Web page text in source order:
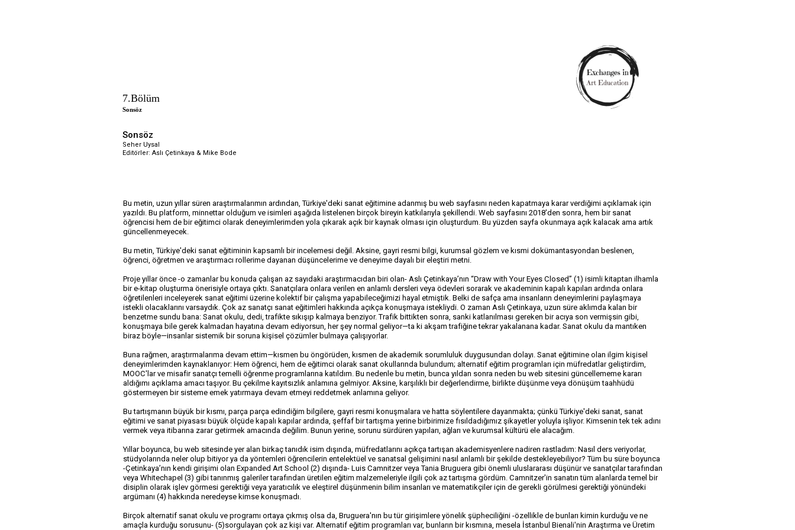
7.Bölüm
Sonsöz
Sonsöz
Seher Uysal
Editörler: Aslı Çetinkaya & Mike Bode
Bu metin, uzun yıllar süren araştırmalarımın ardından, Türkiye'deki sanat eğitimine adanmış bu web sayfasını neden kapatmaya karar verdiğimi açıklamak için
yazıldı. Bu platform, minnettar olduğum ve isimleri aşağıda listelenen birçok bireyin katkılarıyla şekillendi. Web sayfasını 2018'den sonra, hem bir sanat
öğrencisi hem de bir eğitimci olarak deneyimlerimden yola çıkarak açık bir kaynak olması için oluşturdum. Bu yüzden sayfa okunmaya açık kalacak ama artık
güncellenmeyecek.
Bu metin, Türkiye'deki sanat eğitiminin kapsamlı bir incelemesi değil. Aksine, gayri resmi bilgi, kurumsal gözlem ve kısmi dokümantasyondan beslenen,
öğrenci, öğretmen ve araştırmacı rollerime dayanan düşüncelerime ve deneyime dayalı bir eleştiri metni.
Proje yıllar önce -o zamanlar bu konuda çalışan az sayıdaki araştırmacıdan biri olan- Aslı Çetinkaya’nın “Draw with Your Eyes Closed” (1) isimli kitaptan ilhamla
bir e-kitap oluşturma önerisiyle ortaya çıktı. Sanatçılara onlara verilen en anlamlı dersleri veya ödevleri sorarak ve akademinin kapalı kapıları ardında onlara
öğretilenleri inceleyerek sanat eğitimi üzerine kolektif bir çalışma yapabileceğimizi hayal etmiştik. Belki de safça ama insanların deneyimlerini paylaşmaya
istekli olacaklarını varsaydık. Çok az sanatçı sanat eğitimleri hakkında açıkça konuşmaya istekliydi. O zaman Aslı Çetinkaya, uzun süre aklımda kalan bir
benzetme sundu bana: Sanat okulu, dedi, trafikte sıkışıp kalmaya benziyor. Trafik bittikten sonra, sanki katlanılması gereken bir acıya son vermişsin gibi,
konuşmaya bile gerek kalmadan hayatına devam ediyorsun, her şey normal geliyor—ta ki akşam trafiğine tekrar yakalanana kadar. Sanat okulu da mantıken
biraz böyle—insanlar sistemik bir soruna kişisel çözümler bulmaya çalışıyorlar.
Buna rağmen, araştırmalarıma devam ettim—kısmen bu öngörüden, kısmen de akademik sorumluluk duygusundan dolayı. Sanat eğitimine olan ilgim kişisel
deneyimlerimden kaynaklanıyor: Hem öğrenci, hem de eğitimci olarak sanat okullarında bulundum; alternatif eğitim programları için müfredatlar geliştirdim,
MOOC'lar ve misafir sanatçı temelli öğrenme programlarına katıldım. Bu nedenle bu metin, bunca yıldan sonra neden bu web sitesini güncellememe kararı
aldığımı açıklama amacı taşıyor. Bu çekilme kayıtsızlık anlamına gelmiyor. Aksine, karşılıklı bir değerlendirme, birlikte düşünme veya dönüşüm taahhüdü
göstermeyen bir sisteme emek yatırmaya devam etmeyi reddetmek anlamına geliyor.
Bu tartışmanın büyük bir kısmı, parça parça edindiğim bilgilere, gayri resmi konuşmalara ve hatta söylentilere dayanmakta; çünkü Türkiye'deki sanat, sanat
eğitimi ve sanat piyasası büyük ölçüde kapalı kapılar ardında, şeffaf bir tartışma yerine birbirimize fısıldadığımız şikayetler yoluyla işliyor. Kimsenin tek tek adını
vermek veya itibarına zarar getirmek amacında değilim. Bunun yerine, sorunu sürdüren yapıları, ağları ve kurumsal kültürü ele alacağım.
Yıllar boyunca, bu web sitesinde yer alan birkaç tanıdık isim dışında, müfredatlarını açıkça tartışan akademisyenlere nadiren rastladım: Nasıl ders veriyorlar,
stüdyolarında neler olup bitiyor ya da yöntemleri öğrencilerin entelektüel ve sanatsal gelişimini nasıl anlamlı bir şekilde destekleyebiliyor? Tüm bu süre boyunca
-Çetinkaya’nın kendi girişimi olan Expanded Art School (2) dışında- Luis Camnitzer veya Tania Bruguera gibi önemli uluslararası düşünür ve sanatçılar tarafından
veya Whitechapel (3) gibi tanınmış galeriler tarafından üretilen eğitim malzemeleriyle ilgili çok az tartışma gördüm. Camnitzer'in sanatın tüm alanlarda temel bir
disiplin olarak işlev görmesi gerektiği veya yaratıcılık ve eleştirel düşünmenin bilim insanları ve matematikçiler için de gerekli görülmesi gerektiği yönündeki
argümanı (4) hakkında neredeyse kimse konuşmadı.
Birçok alternatif sanat okulu ve programı ortaya çıkmış olsa da, Bruguera'nın bu tür girişimlere yönelik şüpheciliğini -özellikle de bunları kimin kurduğu ve ne
amaçla kurduğu sorusunu- (5)sorgulayan çok az kişi var. Alternatif eğitim programları var, bunların bir kısmına, mesela İstanbul Bienali'nin Araştırma ve Üretim